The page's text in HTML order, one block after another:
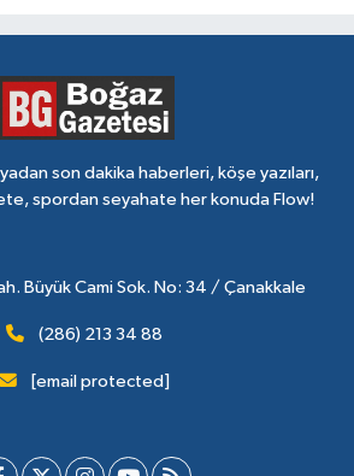
son dakika haberleri, köşe yazıları,
spordan seyahate her konuda Flow!
Büyük Cami Sok. No: 34 / Çanakkale
(286) 213 34 88
[email protected]